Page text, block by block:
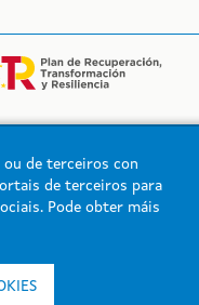
ou de terceiros con
de terceiros para
Pode obter máis